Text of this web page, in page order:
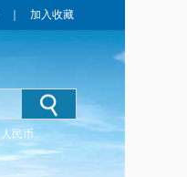
加入收藏
人民币